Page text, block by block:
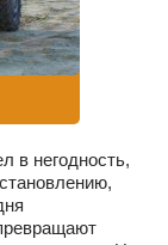
в негодность,